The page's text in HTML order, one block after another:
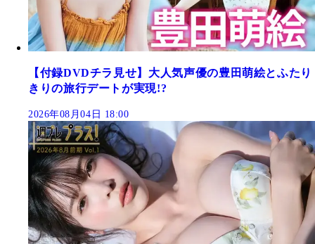
【付録DVDチラ見せ】大人気声優の豊田萌絵とふたり
きりの旅行デートが実現!?
2026年08月04日 18:00